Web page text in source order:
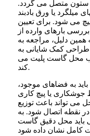
ستون متصل می‌ گردد.
میلگرد یا ورق بادبند
می‌ شود. برای تعیین
بارهای وارده از
دلیل، مراجعه به
طراحی کمک شایانی به
محل گاست پلیت می‌
کند.
به فضاهای موجود،
جوشکاری یا پیچ‌ کاری
می‌ تواند باعث توزیع
نقطه اتصال شود. به
باید محل دقیق گاست